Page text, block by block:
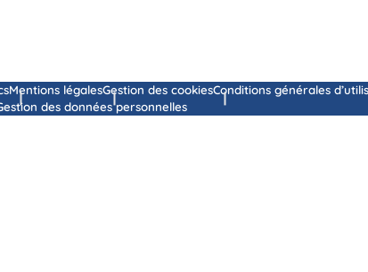
Mentions légalesGestion des cookiesConditions générales
des données personnelles